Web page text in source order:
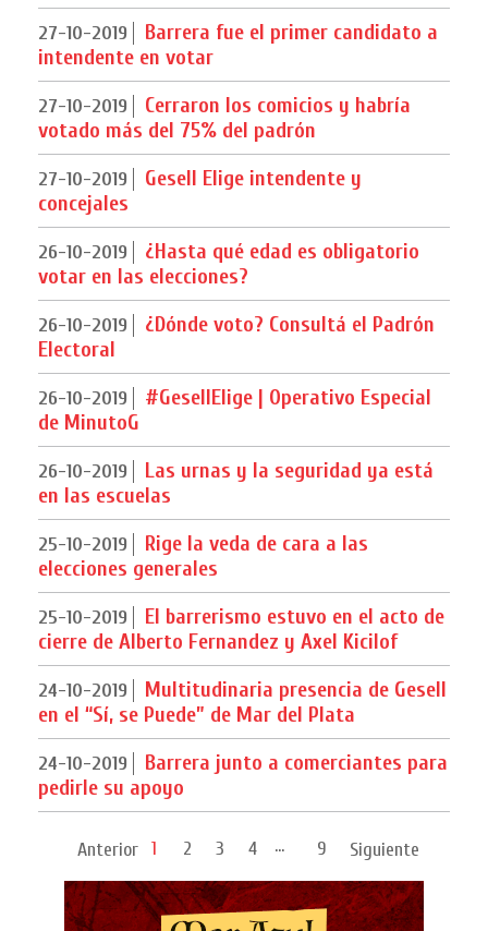
27-10-2019
Barrera fue el primer candidato a
intendente en votar
27-10-2019
Cerraron los comicios y habría
votado más del 75% del padrón
27-10-2019
Gesell Elige intendente y
concejales
26-10-2019
¿Hasta qué edad es obligatorio
votar en las elecciones?
26-10-2019
¿Dónde voto? Consultá el Padrón
Electoral
26-10-2019
#GesellElige | Operativo Especial
de MinutoG
26-10-2019
Las urnas y la seguridad ya está
en las escuelas
25-10-2019
Rige la veda de cara a las
elecciones generales
25-10-2019
El barrerismo estuvo en el acto de
cierre de Alberto Fernandez y Axel Kicilof
24-10-2019
Multitudinaria presencia de Gesell
en el “Sí, se Puede” de Mar del Plata
24-10-2019
Barrera junto a comerciantes para
pedirle su apoyo
Anterior 1 2 3 4 ... 9 Siguiente